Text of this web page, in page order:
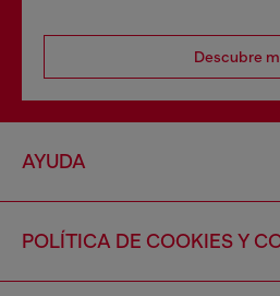
Descubre
AYUDA
POLÍTICA DE COOKIES Y